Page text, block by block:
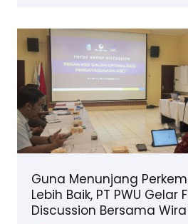
Guna Menunjang
Lebih Baik, PT PWU Gelar
Discussion Bersama